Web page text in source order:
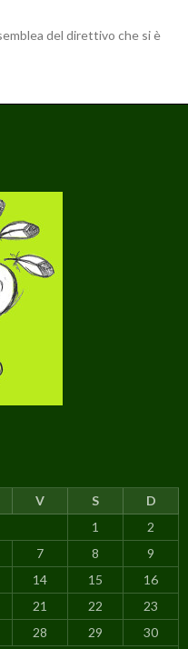
del direttivo che si è
V S
D
1
2
7 8
9
14 15
16
21 22
23
28 29
30